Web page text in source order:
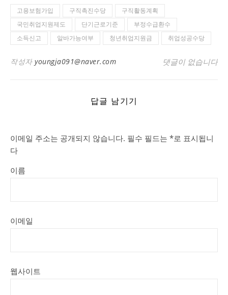
고용보험가입 구직촉진수당
구직활동계획
국민취업지원제도
단기근로기준
부정수급환수
소득신고
알바가능여부 청년취업지원금 취업성공수당
작성자 youngja091@naver.com 댓글이 없습니다
답글 남기기
이메일 주소는 공개되지 않습니다. 필수 필드는 *로 표시됩니
다
이름
이메일
웹사이트